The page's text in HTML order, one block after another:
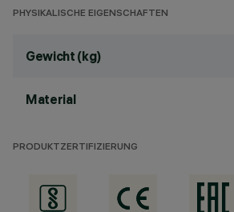
PHYSIKALISCHE EIGENSCHAFTEN
Gewicht (kg)
Material
PRODUKTZERTIFIZIERUNG